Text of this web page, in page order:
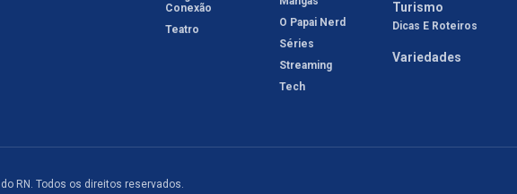
Conexão
Teatro
O Papai Nerd
Séries
Streaming
Tech
Turismo
Dicas E Roteiros
Variedades
RN. Todos os direitos reservados.